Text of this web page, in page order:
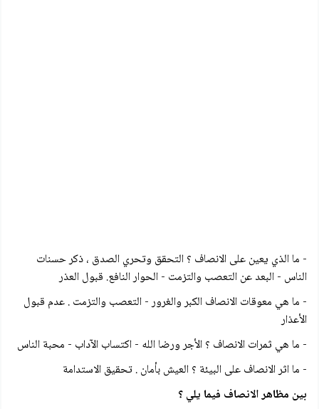
- ما الذي يعين على الانصاف ؟ التحقق وتحري الصدق ، ذکر حسنات
الناس - البعد عن التعصب والتزمت - الحوار النافع. قبول العذر
- ما هي معوقات الانصاف الكبر والغرور - التعصب والتزمت . عدم قبول
الأعذار
- ما هي ثمرات الانصاف ؟ الأجر ورضا الله - اكتساب الآداب - محبة الناس
- ما اثر الانصاف على البيئة ؟ العيش بأمان . تحقيق الاستدامة
بين مظاهر الانصاف فيما يلي ؟